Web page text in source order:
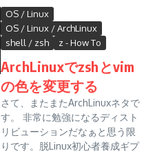
OS / Linux
OS / Linux / ArchLinux
shell / zsh
z - How To
ArchLinuxでzshとvim
の色を変更する
さて、またまたArchLinuxネタで
す。 非常に勉強になるディスト
リビューションだなぁと思う限
りです。脱Linux初心者養成ギプ